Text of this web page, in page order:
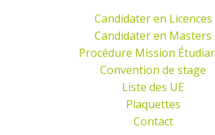
Candidater en Licences
Candidater en Masters
Procédure Mission
Convention de stage
Liste des UE
Plaquettes
Contact